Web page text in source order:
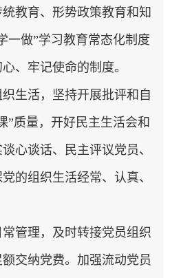
教育、形势政策教育和知
一做”学习教育常态化制度
、牢记使命的制度。
织生活，坚持开展批评和自
”质量，开好民主生活会和
心谈话、民主评议党员、
的组织生活经常、认真、
常管理，及时转接党员组织
交纳党费。加强流动党员